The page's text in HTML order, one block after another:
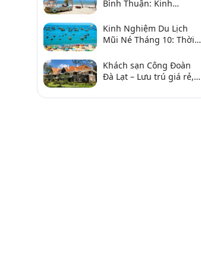
Bình Thuận: Kinh
sản, điểm gần
Kinh Nghiệm Du Lịch
Mũi Né Tháng 10: Thời
Khách sạn Công Đoàn
Đà Lạt – Lưu trú giá rẻ,
Hương